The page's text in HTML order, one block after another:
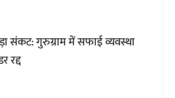
संकट: गुरुग्राम में सफाई व्यवस्था
रद्द